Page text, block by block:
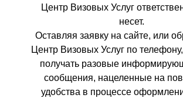
Центр Визовых Услуг
несет.
Оставляя заявку на сайте, или
Центр Визовых Услуг по
получать разовые
сообщения, нацеленные на
удобства в процессе